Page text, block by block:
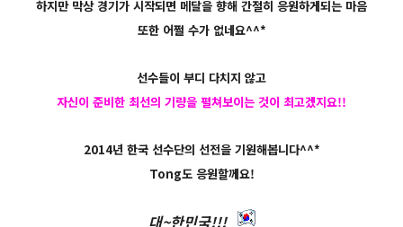
하지만 막상 경기가 시작되면 메달을 향해 간절히 응원하게되는 마음
또한 어쩔 수가 없네요^^*
선수들이 부디 다치지 않고
자신이 준비한 최선의 기량을 펼쳐보이는 것이 최고겠지요!!
2014년 한국 선수단의 선전을 기원해봅니다^^*
Tong도 응원할께요!
대~한민국!!!